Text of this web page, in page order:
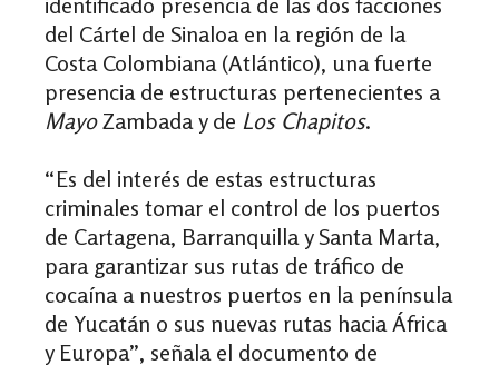
del Cártel de Sinaloa en la región de la
Costa Colombiana (Atlántico), una fuerte
presencia de estructuras pertenecientes a
MayoZambada y de Los Chapitos.
“Es del interés de estas estructuras
criminales tomar el control de los puertos
de Cartagena, Barranquilla y Santa Marta,
para garantizar sus rutas de tráfico de
cocaína a nuestros puertos en la península
de Yucatán o sus nuevas rutas hacia África
y Europa”, señala el documento de